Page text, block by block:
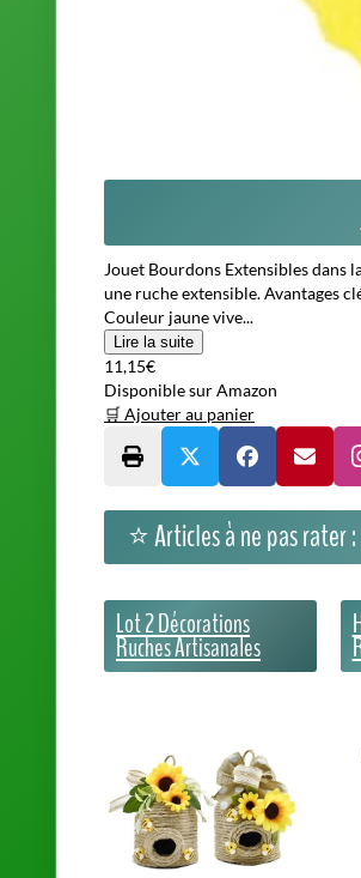
Jouet Bourdons Extensibles dans
une ruche extensible. Avantages
Couleur jaune vive...
Lire la suite
11,15€
Disponible sur Amazon
🛒 Ajouter au panier
⭐ Articles à ne pas rater :
Lot 2 Décorations
Ruches Artisanales